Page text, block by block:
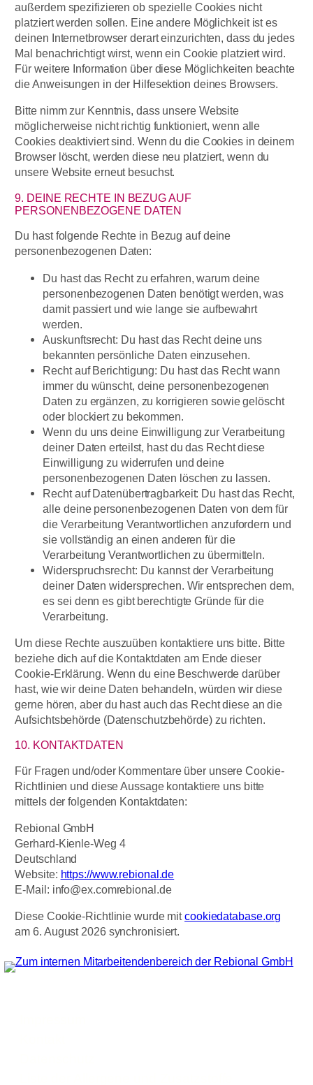
außerdem spezifizieren ob spezielle Cookies nicht
platziert werden sollen. Eine andere Möglichkeit ist es
deinen Internetbrowser derart einzurichten, dass du jedes
Mal benachrichtigt wirst, wenn ein Cookie platziert wird.
Für weitere Information über diese Möglichkeiten beachte
die Anweisungen in der Hilfesektion deines Browsers.
Bitte nimm zur Kenntnis, dass unsere Website
möglicherweise nicht richtig funktioniert, wenn alle
Cookies deaktiviert sind. Wenn du die Cookies in deinem
Browser löscht, werden diese neu platziert, wenn du
unsere Website erneut besuchst.
9. DEINE RECHTE IN BEZUG AUF
PERSONENBEZOGENE DATEN
Du hast folgende Rechte in Bezug auf deine
personenbezogenen Daten:
Du hast das Recht zu erfahren, warum deine
personenbezogenen Daten benötigt werden, was
damit passiert und wie lange sie aufbewahrt
werden.
Auskunftsrecht: Du hast das Recht deine uns
bekannten persönliche Daten einzusehen.
Recht auf Berichtigung: Du hast das Recht wann
immer du wünscht, deine personenbezogenen
Daten zu ergänzen, zu korrigieren sowie gelöscht
oder blockiert zu bekommen.
Wenn du uns deine Einwilligung zur Verarbeitung
deiner Daten erteilst, hast du das Recht diese
Einwilligung zu widerrufen und deine
personenbezogenen Daten löschen zu lassen.
Recht auf Datenübertragbarkeit: Du hast das Recht,
alle deine personenbezogenen Daten von dem für
die Verarbeitung Verantwortlichen anzufordern und
sie vollständig an einen anderen für die
Verarbeitung Verantwortlichen zu übermitteln.
Widerspruchsrecht: Du kannst der Verarbeitung
deiner Daten widersprechen. Wir entsprechen dem,
es sei denn es gibt berechtigte Gründe für die
Verarbeitung.
Um diese Rechte auszuüben kontaktiere uns bitte. Bitte
beziehe dich auf die Kontaktdaten am Ende dieser
Cookie-Erklärung. Wenn du eine Beschwerde darüber
hast, wie wir deine Daten behandeln, würden wir diese
gerne hören, aber du hast auch das Recht diese an die
Aufsichtsbehörde (Datenschutzbehörde) zu richten.
10. KONTAKTDATEN
Für Fragen und/oder Kommentare über unsere Cookie-
Richtlinien und diese Aussage kontaktiere uns bitte
mittels der folgenden Kontaktdaten:
Rebional GmbH
Gerhard-Kienle-Weg 4
Deutschland
Website: https://www.rebional.de
E-Mail: info@ex.comrebional.de
Diese Cookie-Richtlinie wurde mitcookiedatabase.org
am 6. August 2026 synchronisiert.